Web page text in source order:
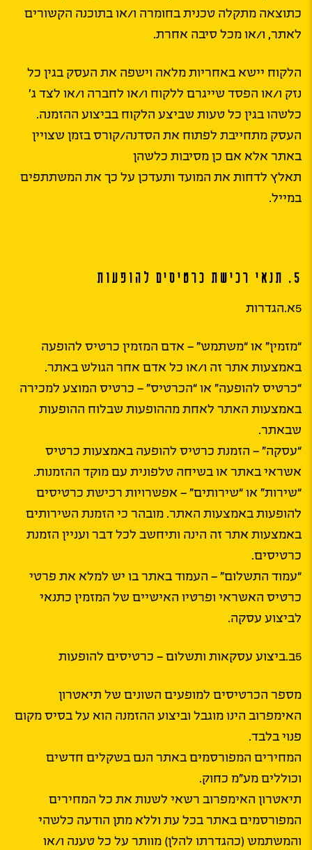
כתוצאה מתקלה טכנית בחומרה ו/או בתוכנה הקשורים
לאתר, ו/או מכל סיבה אחרת.
הלקוח יישא באחריות מלאה וישפה את העסק בגין כל
נזק ו/או הפסד שייגרם ללקוח ו/או לחברה ו/או לצד ג’
כלשהו בגין כל טעות שביצע הלקוח בביצוע ההזמנה.
העסק מתחייבת לפתוח את הסדנה/קורס בזמן שצויין
באתר אלא אם כן מסיבות כלשהן
תאלץ לדחות את המועד ותעדכן על כך את המשתתפים
במייל.
5. תנאי רכישת כרטיסים להופעות
5א.הגדרות
“מזמין” או “משתמש” – אדם המזמין כרטיס להופעה
באמצעות אתר זה ו/או כל אדם אחר הגולש באתר.
“כרטיס להופעה” או “הכרטיס” – כרטיס המוצע למכירה
באמצעות האתר לאחת מההופעות שבלוח ההופעות
שבאתר.
“עסקה” – הזמנת כרטיס להופעה באמצעות כרטיס
אשראי באתר או בשיחה טלפונית עם מוקד ההזמנות.
“שירות” או “שירותים” – אפשרויות רכישת כרטיסים
להופעות באמצעות האתר. מובהר כי הזמנת השירותים
באמצעות אתר זה הינה ותיחשב לכל דבר ועניין הזמנת
כרטיסים.
“עמוד התשלום” – העמוד באתר בו יש למלא את פרטי
כרטיס האשראי ופרטיו האישיים של המזמין כתנאי
לביצוע עסקה.
5ב.ביצוע עסקאות ותשלום – כרטיסים להופעות
מספר הכרטיסים למופעים השונים של תיאטרון
האימפרוב הינו מוגבל וביצוע ההזמנה הוא על בסיס מקום
פנוי בלבד.
המחירים המפורסמים באתר הנם בשקלים חדשים
וכוללים מע”מ כחוק.
תיאטרון האימפרוב רשאי לשנות את כל המחירים
המפורסמים באתר בכל עת וללא מתן הודעה כלשהי
והמשתמש (כהגדרתו להלן) מוותר על כל טענה ו/או